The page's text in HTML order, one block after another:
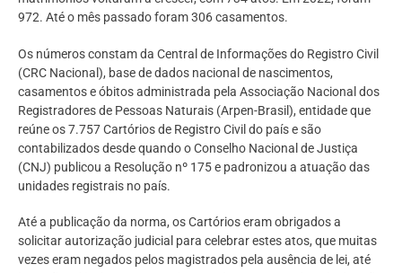
972. Até o mês passado foram 306 casamentos.
Os números constam da Central de Informações do Registro Civil
(CRC Nacional), base de dados nacional de nascimentos,
casamentos e óbitos administrada pela Associação Nacional dos
Registradores de Pessoas Naturais (Arpen-Brasil), entidade que
reúne os 7.757 Cartórios de Registro Civil do país e são
contabilizados desde quando o Conselho Nacional de Justiça
(CNJ) publicou a Resolução nº 175 e padronizou a atuação das
unidades registrais no país.
Até a publicação da norma, os Cartórios eram obrigados a
solicitar autorização judicial para celebrar estes atos, que muitas
vezes eram negados pelos magistrados pela ausência de lei, até